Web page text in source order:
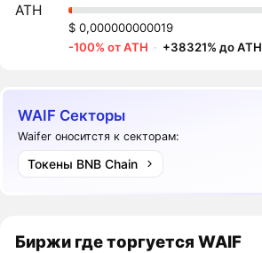
ATH
$ 0,000000000019
-100% от ATH · +38321% до ATH
WAIF Секторы
Waifer оноситстя к секторам:
Токены BNB Chain
Биржи где торгуется WAIF